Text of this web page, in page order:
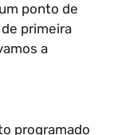
ponto de
primeira
a
programado